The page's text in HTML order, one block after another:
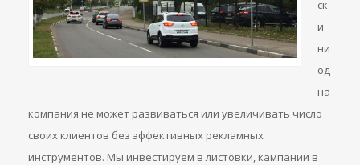
ск
и
ни
од
на
компания не может развиваться или увеличивать число
своих клиентов без эффективных рекламных
инструментов. Мы инвестируем в листовки, кампании в